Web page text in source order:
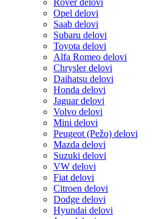
Rover delovi
Opel delovi
Saab delovi
Subaru delovi
Toyota delovi
Alfa Romeo delovi
Chrysler delovi
Daihatsu delovi
Honda delovi
Jaguar delovi
Volvo delovi
Mini delovi
Peugeot (Pežo) delovi
Mazda delovi
Suzuki delovi
VW delovi
Fiat delovi
Citroen delovi
Dodge delovi
Hyundai delovi